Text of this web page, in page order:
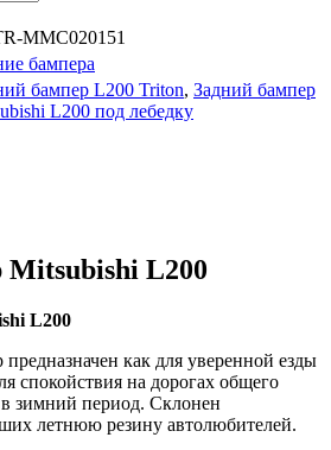
MMC020151
бампера
бампер L200 Triton, Задний бампер
L200 под лебедку
Mitsubishi L200
L200
как для уверенной езды
спокойствия на дорогах общего
зимний период. Склонен
летнюю резину автолюбителей.